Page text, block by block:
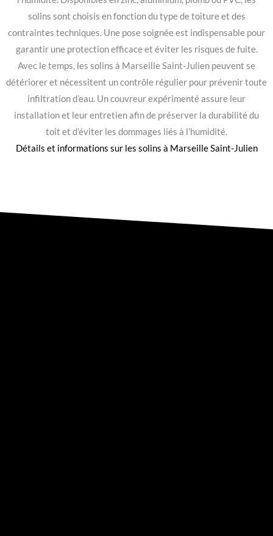
solins sont choisis en fonction du type de toiture et des
contraintes techniques. Une pose soignée est indispensable pour
garantir une protection efficace et éviter les risques de fuite.
Avec le temps, les solins à Marseille Saint-Julien peuvent se
détériorer et nécessitent un contrôle régulier pour prévenir toute
infiltration d’eau. Un couvreur expérimenté assure leur
installation et leur entretien afin de préserver la durabilité du
toit et d’éviter les dommages liés à l’humidité.
Détails et informations sur les solins à Marseille Saint-Julien